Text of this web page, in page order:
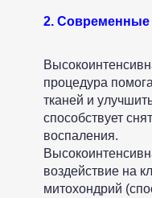
2.
процедура
тканей и
способствует
воспаления.
воздействие на
митохондрий